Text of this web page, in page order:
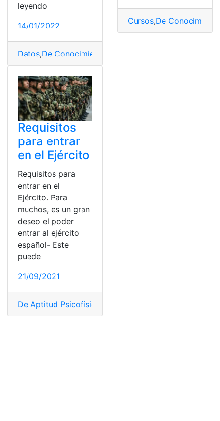
leyendo
14/01/2022
Datos,De Conocimientos
Cursos,De
Requisitos
para entrar
en el Ejército
Requisitos para
entrar en el
Ejército. Para
muchos, es un gran
deseo el poder
entrar al ejército
español- Este
puede
21/09/2021
De Aptitud Psicofísica